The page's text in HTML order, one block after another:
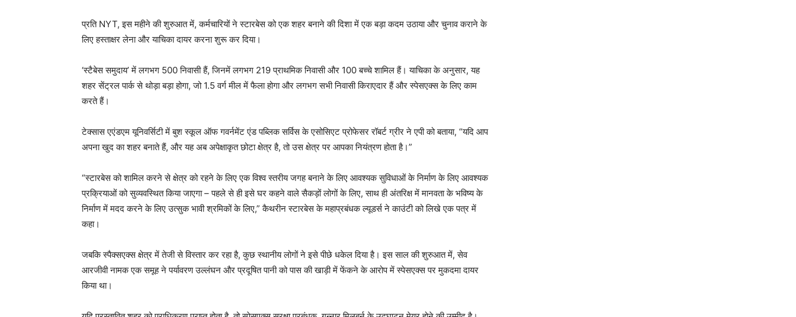
प्रति NYT, इस महीने की शुरुआत में, कर्मचारियों ने स्टारबेस को एक शहर बनाने की दिशा में एक बड़ा कदम उठाया और चुनाव कराने के
लिए हस्ताक्षर लेना और याचिका दायर करना शुरू कर दिया।
‘स्टैबेस समुदाय’ में लगभग 500 निवासी हैं, जिनमें लगभग 219 प्राथमिक निवासी और 100 बच्चे शामिल हैं। याचिका के अनुसार, यह
शहर सेंट्रल पार्क से थोड़ा बड़ा होगा, जो 1.5 वर्ग मील में फैला होगा और लगभग सभी निवासी किराएदार हैं और स्पेसएक्स के लिए काम
करते हैं।
टेक्सास एएंडएम यूनिवर्सिटी में बुश स्कूल ऑफ गवर्नमेंट एंड पब्लिक सर्विस के एसोसिएट प्रोफेसर रॉबर्ट ग्रीर ने एपी को बताया, “यदि आप
अपना खुद का शहर बनाते हैं, और यह अब अपेक्षाकृत छोटा क्षेत्र है, तो उस क्षेत्र पर आपका नियंत्रण होता है।”
“स्टारबेस को शामिल करने से क्षेत्र को रहने के लिए एक विश्व स्तरीय जगह बनाने के लिए आवश्यक सुविधाओं के निर्माण के लिए आवश्यक
प्रक्रियाओं को सुव्यवस्थित किया जाएगा – पहले से ही इसे घर कहने वाले सैकड़ों लोगों के लिए, साथ ही अंतरिक्ष में मानवता के भविष्य के
निर्माण में मदद करने के लिए उत्सुक भावी श्रमिकों के लिए,” कैथरीन स्टारबेस के महाप्रबंधक ल्यूडर्स ने काउंटी को लिखे एक पत्र में
कहा।
जबकि स्पैक्सएक्स क्षेत्र में तेजी से विस्तार कर रहा है, कुछ स्थानीय लोगों ने इसे पीछे धकेल दिया है। इस साल की शुरुआत में, सेव
आरजीवी नामक एक समूह ने पर्यावरण उल्लंघन और प्रदूषित पानी को पास की खाड़ी में फेंकने के आरोप में स्पेसएक्स पर मुकदमा दायर
किया था।